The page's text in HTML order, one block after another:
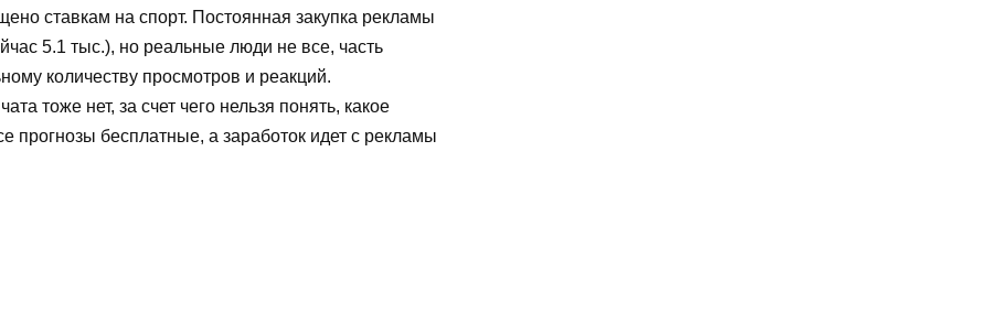
ставкам на спорт. Постоянная закупка рекламы
5.1 тыс.), но реальные люди не все, часть
количеству просмотров и реакций.
тоже нет, за счет чего нельзя понять, какое
прогнозы бесплатные, а заработок идет с рекламы